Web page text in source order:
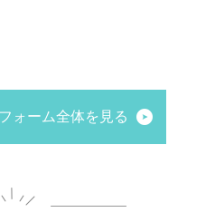
ォーム全体を見る